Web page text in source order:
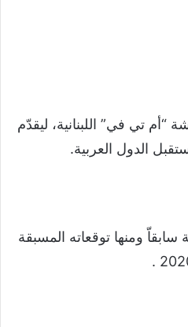
تي في” اللبنانية، ليقدّم
سابقاّ ومنها توقعاته المسبقة